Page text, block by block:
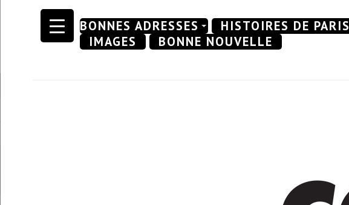
Skip
BONNES ADRESSES HISTOIRES DE PARIS
IMAGES
BONNE NOUVELLE